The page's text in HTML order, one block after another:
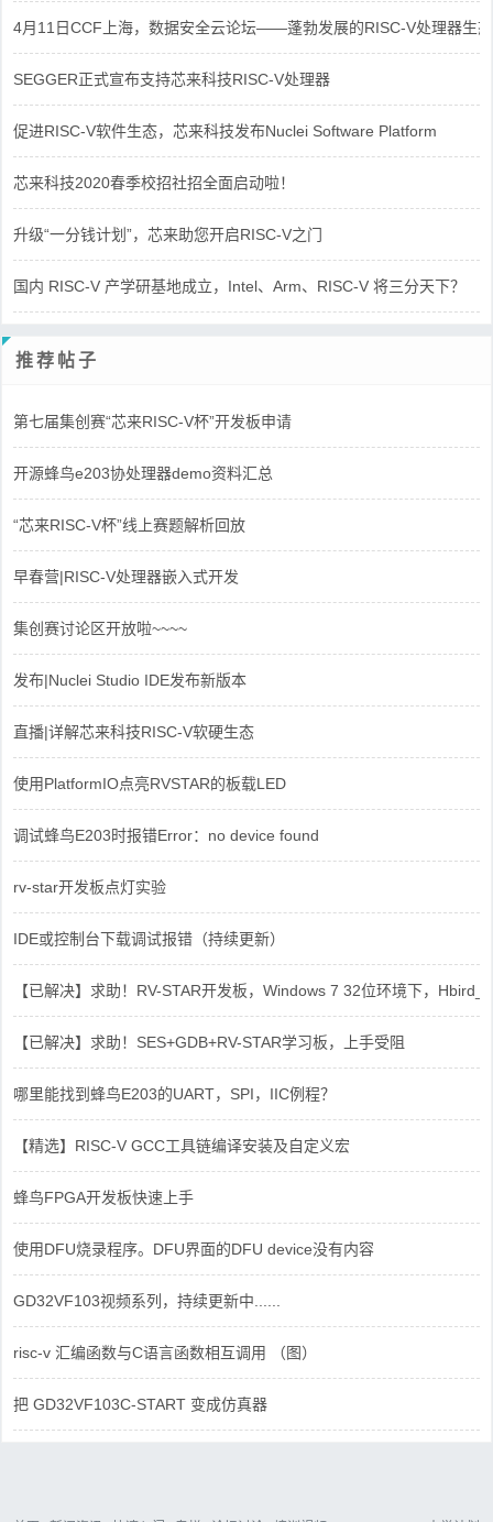
4月11日CCF上海，数据安全云论坛——蓬勃发展的RISC-V处理器生态
SEGGER正式宣布支持芯来科技RISC-V处理器
促进RISC-V软件生态，芯来科技发布Nuclei Software Platform
芯来科技2020春季校招社招全面启动啦！
升级“一分钱计划”，芯来助您开启RISC-V之门
国内 RISC-V 产学研基地成立，Intel、Arm、RISC-V 将三分天下？
推荐帖子
第七届集创赛“芯来RISC-V杯”开发板申请
开源蜂鸟e203协处理器demo资料汇总
“芯来RISC-V杯”线上赛题解析回放
早春营|RISC-V处理器嵌入式开发
集创赛讨论区开放啦~~~~
发布|Nuclei Studio IDE发布新版本
直播|详解芯来科技RISC-V软硬生态
使用PlatformIO点亮RVSTAR的板载LED
调试蜂鸟E203时报错Error：no device found
rv-star开发板点灯实验
IDE或控制台下载调试报错（持续更新）
【已解决】求助！RV-STAR开发板，Windows 7 32位环境下，
【已解决】求助！SES+GDB+RV-STAR学习板，上手受阻
哪里能找到蜂鸟E203的UART，SPI，IIC例程？
【精选】RISC-V GCC工具链编译安装及自定义宏
蜂鸟FPGA开发板快速上手
使用DFU烧录程序。DFU界面的DFU device没有内容
GD32VF103视频系列，持续更新中......
risc-v 汇编函数与C语言函数相互调用 （图）
把 GD32VF103C-START 变成仿真器